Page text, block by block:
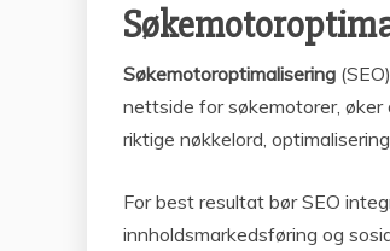
Søkemotoroptimalisering
nettside for søkemotorer,
riktige nøkkelord,
For best resultat bør SEO
innholdsmarkedsføring og